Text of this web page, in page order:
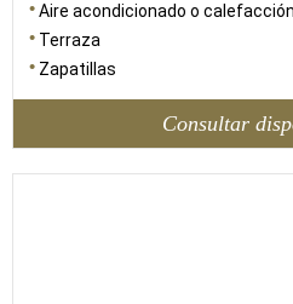
Aire acondicionado o
Terraza
Zapatillas
Consultar